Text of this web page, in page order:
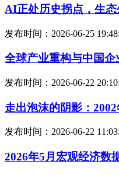
AI正处历史拐点，生
发布时间：2026-06-25
全球产业重构与中国企
发布时间：2026-06-22
走出泡沫的阴影：
发布时间：2026-06-22
2026年5月宏观经济数